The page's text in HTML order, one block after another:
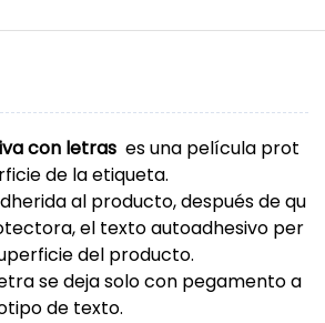
con letras es una película prot
de la etiqueta.
al producto, después de qu
el texto autoadhesivo per
del producto.
se deja solo con pegamento a
de texto.